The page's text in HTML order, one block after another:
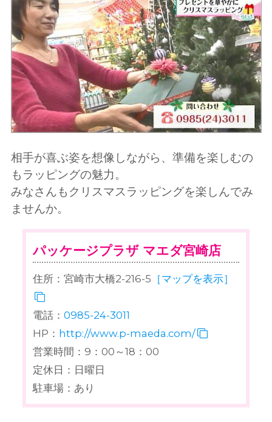
相手が喜ぶ姿を想像しながら、準備を楽しむの
もラッピングの魅力。
みなさんもクリスマスラッピングを楽しんでみ
ませんか。
パッケージプラザ マエダ宮崎店
住所：宮崎市大橋2-216-5 ［マップを表示］
電話：0985-24-3011
HP： http://www.p-maeda.com/
営業時間：9：00～18：00
定休日：日曜日
駐車場：あり